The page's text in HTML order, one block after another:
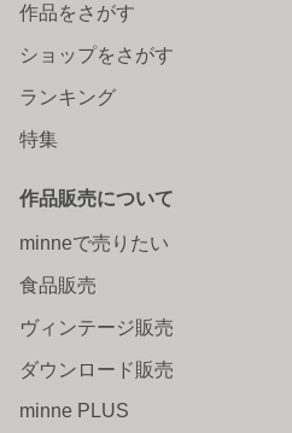
作品をさがす
ショップをさがす
ランキング
特集
作品販売について
minneで売りたい
食品販売
ヴィンテージ販売
ダウンロード販売
minne PLUS